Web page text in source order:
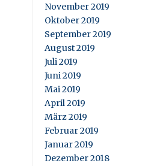
November 2019
Oktober 2019
September 2019
August 2019
Juli 2019
Juni 2019
Mai 2019
April 2019
März 2019
Februar 2019
Januar 2019
Dezember 2018